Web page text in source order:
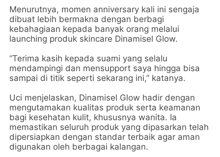
Menurutnya, momen anniversary kali ini sengaja
dibuat lebih bermakna dengan berbagi
kebahagiaan kepada banyak orang melalui
launching produk skincare Dinamisel Glow.
“Terima kasih kepada suami yang selalu
mendampingi dan mensupport saya hingga bisa
sampai di titik seperti sekarang ini,” katanya.
Uci menjelaskan, Dinamisel Glow hadir dengan
mengutamakan kualitas produk serta keamanan
bagi kesehatan kulit, khususnya wanita. Ia
memastikan seluruh produk yang dipasarkan telah
dipersiapkan dengan standar terbaik agar aman
digunakan oleh berbagai kalangan.